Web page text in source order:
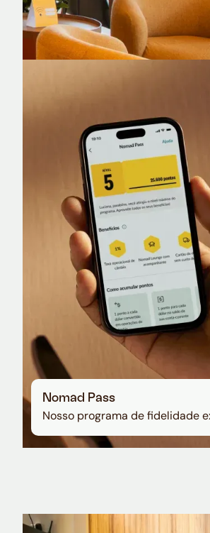
Nomad Lounge
Sala VIP no Aeroporto de
Nomad Pass
Nosso programa de fidelidade